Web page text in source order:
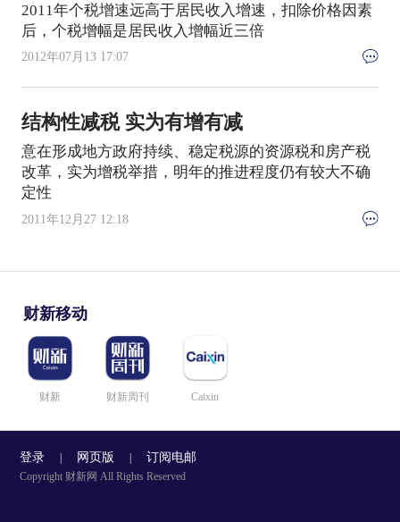
2011年个税增速远高于居民收入增速，扣除价格因素
后，个税增幅是居民收入增幅近三倍
2012年07月13 17:07
结构性减税 实为有增有减
意在形成地方政府持续、稳定税源的资源税和房产税
改革，实为增税举措，明年的推进程度仍有较大不确
定性
2011年12月27 12:18
财新移动
财新 财新周刊 Caixin
登录 | 网页版 | 订阅电邮
Copyright 财新网 All Rights Reserved